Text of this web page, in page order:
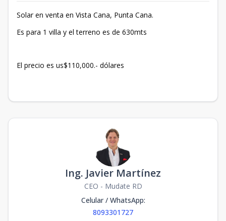
Solar en venta en Vista Cana, Punta Cana.
Es para 1 villa y el terreno es de 630mts
El precio es us$110,000.- dólares
Ing. Javier Martínez
CEO - Mudate RD
Celular / WhatsApp:
8093301727